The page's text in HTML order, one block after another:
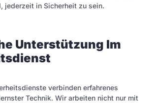
jederzeit in Sicherheit zu sein.
Unterstützung Im
verbinden erfahrenes
Technik. Wir arbeiten nicht nur mit